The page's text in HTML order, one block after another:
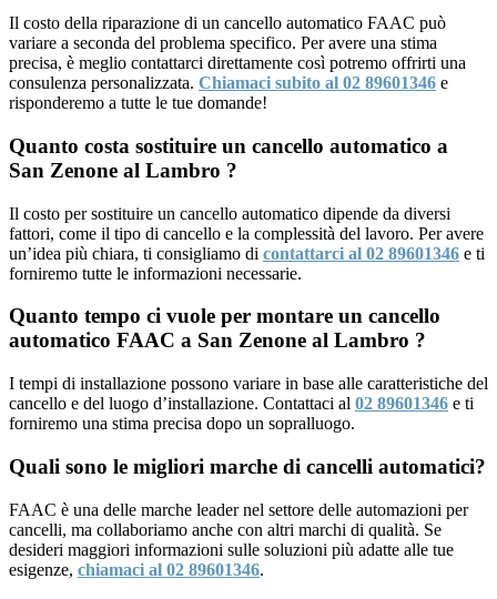
Il costo della riparazione di un cancello automatico FAAC può
variare a seconda del problema specifico. Per avere una stima
precisa, è meglio contattarci direttamente così potremo offrirti una
consulenza personalizzata. Chiamaci subito al 02 89601346 e
risponderemo a tutte le tue domande!
Quanto costa sostituire un cancello automatico a
San Zenone al Lambro ?
Il costo per sostituire un cancello automatico dipende da diversi
fattori, come il tipo di cancello e la complessità del lavoro. Per avere
un’idea più chiara, ti consigliamo di contattarci al 02 89601346 e ti
forniremo tutte le informazioni necessarie.
Quanto tempo ci vuole per montare un cancello
automatico FAAC a San Zenone al Lambro ?
I tempi di installazione possono variare in base alle caratteristiche del
cancello e del luogo d’installazione. Contattaci al 02 89601346 e ti
forniremo una stima precisa dopo un sopralluogo.
Quali sono le migliori marche di cancelli automatici?
FAAC è una delle marche leader nel settore delle automazioni per
cancelli, ma collaboriamo anche con altri marchi di qualità. Se
desideri maggiori informazioni sulle soluzioni più adatte alle tue
esigenze, chiamaci al 02 89601346.